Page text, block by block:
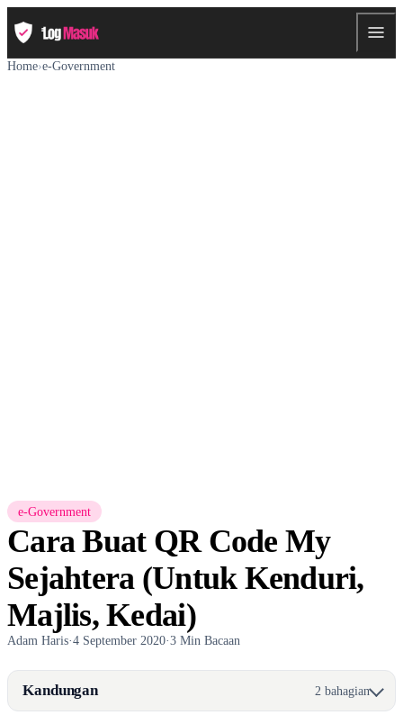
Home›e-Government
e-Government
Cara Buat QR Code My
Sejahtera (Untuk Kenduri,
Majlis, Kedai)
Adam Haris·4 September 2020·3 Min Bacaan
Kandungan 2 bahagian